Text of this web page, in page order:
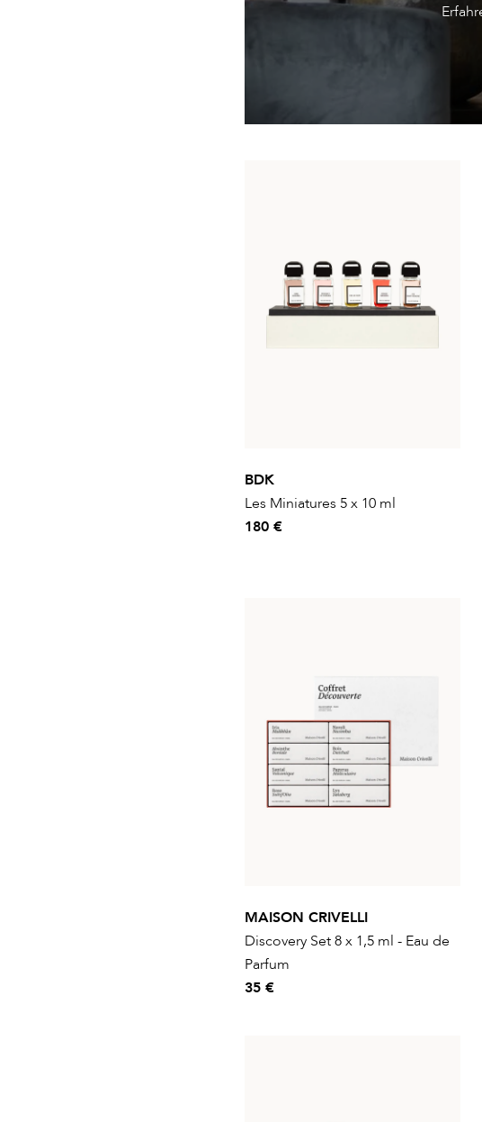
BDK
Les Miniatures 5 x 10 ml
180 €
MAISON CRIVELLI
Discovery Set 8 x 1,5 ml - Eau de
Parfum
35 €